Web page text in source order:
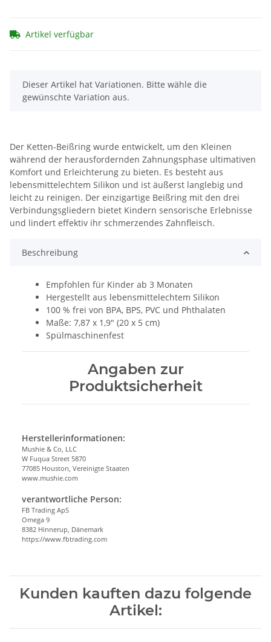
Artikel verfügbar
x
Dieser Artikel hat Variationen. Bitte wähle die
gewünschte Variation aus.
Der Ketten-Beißring wurde entwickelt, um den Kleinen
während der herausfordernden Zahnungsphase ultimativen
Komfort und Erleichterung zu bieten. Es besteht aus
lebensmittelechtem Silikon und ist äußerst langlebig und
leicht zu reinigen. Der einzigartige Beißring mit den drei
Verbindungsgliedern bietet Kindern sensorische Erlebnisse
und lindert effektiv ihr schmerzendes Zahnfleisch.
Beschreibung
Empfohlen für Kinder ab 3 Monaten
Hergestellt aus lebensmittelechtem Silikon
100 % frei von BPA, BPS, PVC und Phthalaten
Maße: 7,87 x 1,9" (20 x 5 cm)
Spülmaschinenfest
Angaben zur
Produktsicherheit
Herstellerinformationen:
Mushie & Co, LLC
W Fuqua Street 5870
77085 Houston, Vereinigte Staaten
www.mushie.com
verantwortliche Person:
FB Trading ApS
Omega 9
8382 Hinnerup, Dänemark
https://www.fbtrading.com
Kunden kauften dazu folgende
Artikel: